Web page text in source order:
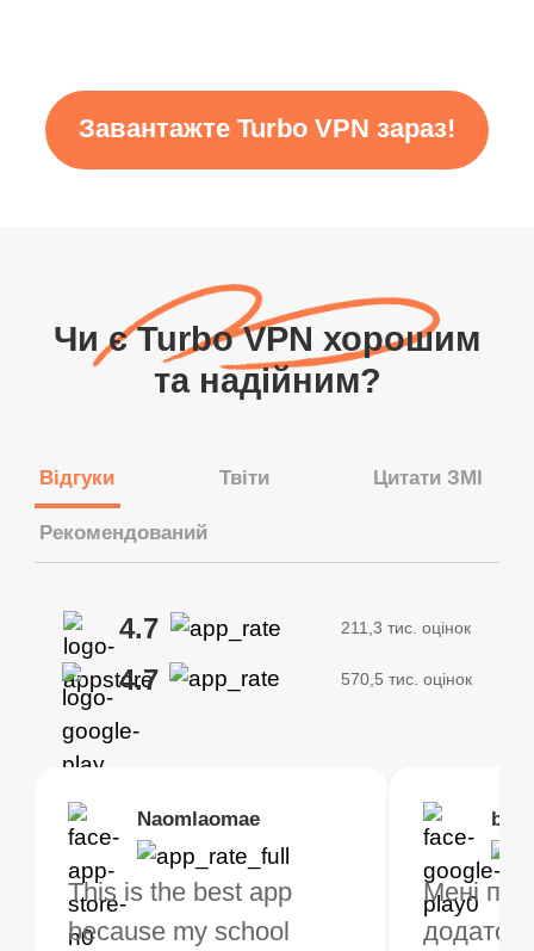
Завантажте Turbo VPN зараз!
Чи є Turbo VPN хорошим
та надійним?
Відгуки Твіти Цитати ЗМІ
Рекомендований
4.7 211,3 тис. оцінок
4.7 570,5 тис. оцінок
Naomlaomae
This is the best app
because my school
Мені
додаток,
Kirtisha Samant
Найкращий
безкоштовний VPN. Я
Я
VPN вже
Brias
VPN працює! у
є багато місць, з
Foutrrrrrr
Дуже
оскільки мої